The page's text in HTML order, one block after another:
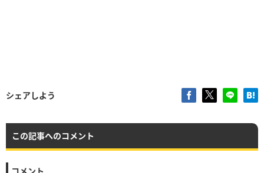
シェアしよう
この記事へのコメント